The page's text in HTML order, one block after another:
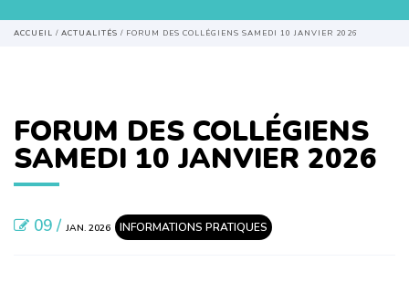
ACCUEIL / ACTUALITÉS / FORUM DES COLLÉGIENS SAMEDI 10 JANVIER 2026
FORUM DES COLLÉGIENS
SAMEDI 10 JANVIER 2026
09 / JAN. 2026 INFORMATIONS PRATIQUES